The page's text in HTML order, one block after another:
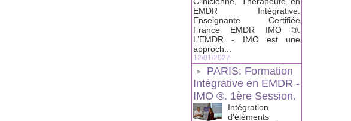
EMDR Intégrative.
Enseignante Certifiée
France EMDR IMO ®.
L’EMDR - IMO est une
approch...
12/01/2027
PARIS: Formation
Intégrative en EMDR -
IMO ®. 1ère Session.
Intégration
d'éléments